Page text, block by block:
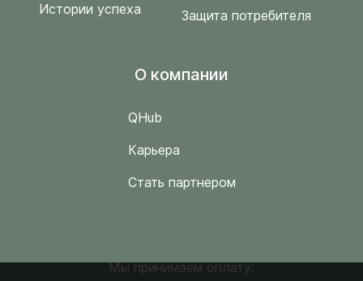
Истории успеха
Защита потребителя
O компании
QHub
Карьера
Стать партнером
Мы принимаем оплату: